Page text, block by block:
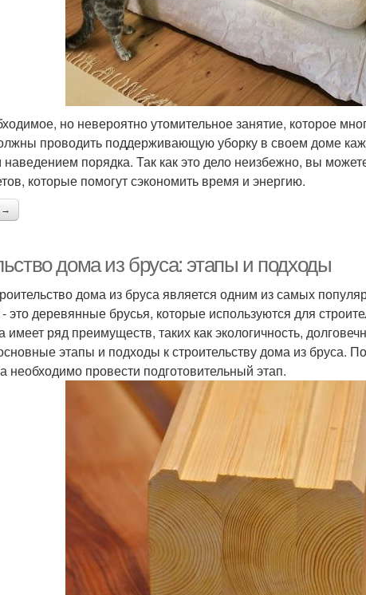
но невероятно утомительное занятие, которое
проводить поддерживающую уборку в своем доме
порядка. Так как это дело неизбежно, вы
которые помогут сэкономить время и энергию.
→
дома из бруса: этапы и подходы
дома из бруса является одним из самых
это деревянные брусья, которые используются для
имеет ряд преимуществ, таких как экологичность,
этапы и подходы к строительству дома из бруса.
необходимо провести подготовительный этап.